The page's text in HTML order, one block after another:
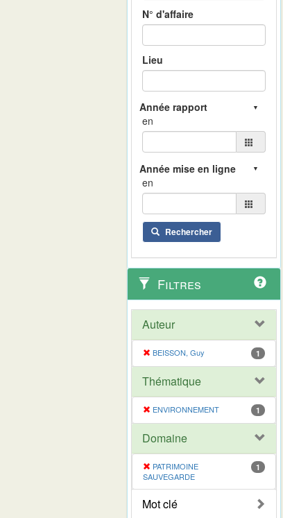
N° d'affaire
Lieu
en
en
Rechercher
Filtres
Auteur
BEISSON, Guy 1
Thématique
ENVIRONNEMENT 1
Domaine
PATRIMOINE
SAUVEGARDE
1
Mot clé